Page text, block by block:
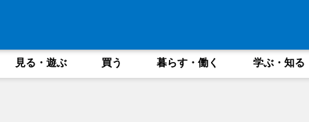
見る・遊ぶ 買う 暮らす・働く 学ぶ・知る